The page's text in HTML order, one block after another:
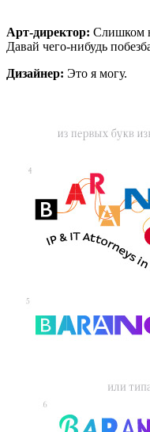
Арт-директор: Слишком
Давай чего-нибудь
Дизайнер: Это я могу.